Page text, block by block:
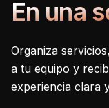
En una
Organiza
a tu equipo y
experiencia clara